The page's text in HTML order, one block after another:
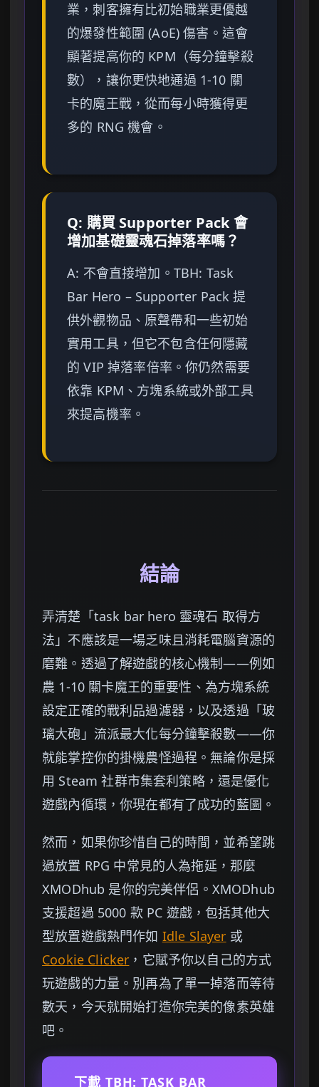
業，刺客擁有比初始職業更優越
的爆發性範圍 (AoE) 傷害。這會
顯著提高你的 KPM（每分鐘擊殺
數），讓你更快地通過 1-10 關
卡的魔王戰，從而每小時獲得更
多的 RNG 機會。
Q: 購買 Supporter Pack 會
增加基礎靈魂石掉落率嗎？
A: 不會直接增加。TBH: Task
Bar Hero – Supporter Pack 提
供外觀物品、原聲帶和一些初始
實用工具，但它不包含任何隱藏
的 VIP 掉落率倍率。你仍然需要
依靠 KPM、方塊系統或外部工具
來提高機率。
結論
弄清楚「task bar hero 靈魂石 取得方
法」不應該是一場乏味且消耗電腦資源的
磨難。透過了解遊戲的核心機制——例如
農 1-10 關卡魔王的重要性、為方塊系統
設定正確的戰利品過濾器，以及透過「玻
璃大砲」流派最大化每分鐘擊殺數——你
就能掌控你的掛機農怪過程。無論你是採
用 Steam 社群市集套利策略，還是優化
遊戲內循環，你現在都有了成功的藍圖。
然而，如果你珍惜自己的時間，並希望跳
過放置 RPG 中常見的人為拖延，那麼
XMODhub 是你的完美伴侶。XMODhub
支援超過 5000 款 PC 遊戲，包括其他大
型放置遊戲熱門作如 Idle Slayer 或
Cookie Clicker ，它賦予你以自己的方式
玩遊戲的力量。別再為了單一掉落而等待
數天，今天就開始打造你完美的像素英雄
吧。
下載 TBH: TASK BAR